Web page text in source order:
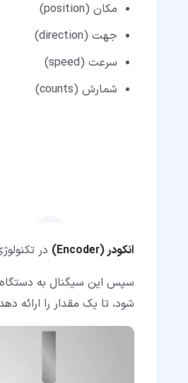
مکان (position)
جهت (direction)
سرعت (speed)
شمارش (counts)
انکودر (Encoder) در
شود، تا یک مقدار را ارائه